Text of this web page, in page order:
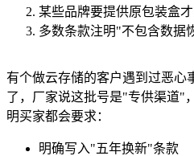
某些品牌要提供原包装盒
多数条款注明"不包含数据
有个做云存储的客户遇到过恶心
了，厂家说这批号是"专供渠道"
明买家都会要求：
明确写入"五年换新"条款